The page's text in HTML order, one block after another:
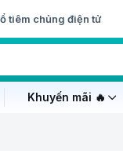
tiêm chủng điện tử
Khuyến mãi 🔥